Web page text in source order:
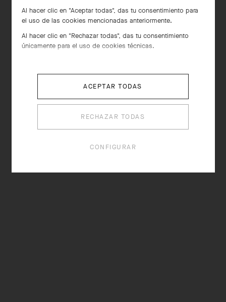
Al hacer clic en "Aceptar todas", das tu consentimiento para
el uso de las cookies mencionadas anteriormente.
Al hacer clic en "Rechazar todas", das tu consentimiento
únicamente para el uso de cookies técnicas.
ACEPTAR TODAS
RECHAZAR TODAS
CONFIGURAR